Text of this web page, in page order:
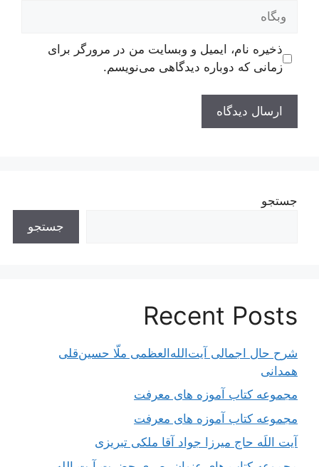
وبگاه
ذخیره نام، ایمیل و وبسایت من در مرورگر برای
زمانی که دوباره دیدگاهی می‌نویسم.
جستجو
جستجو
Recent Posts
شرح حال اجمالی آیت‌الله‌العظمی ملّا حسین‌قلی
همدانی
مجموعه کتاب آموزه های معرفت
مجموعه کتاب آموزه های معرفت
آیت اللَه حاج میرزا جواد آقا ملکی تبریزی